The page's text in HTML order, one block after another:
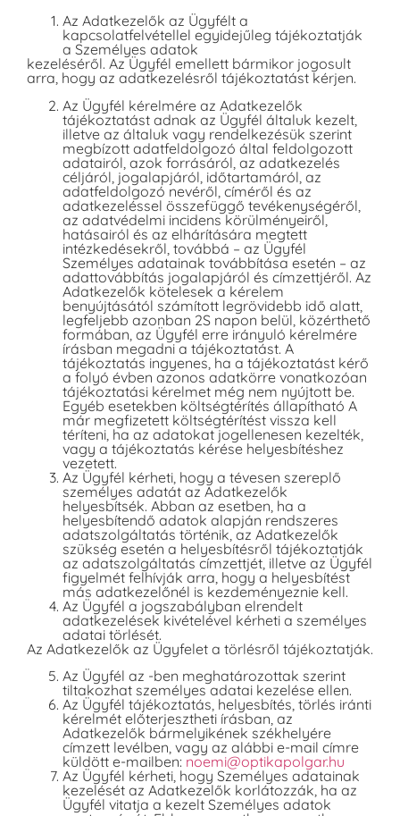
Az Adatkezelők az Ügyfélt a
kapcsolatfelvétellel egyidejűleg tájékoztatják
a Személyes adatok
kezeléséről. Az Ügyfél emellett bármikor jogosult
arra, hogy az adatkezelésről tájékoztatást kérjen.
Az Ügyfél kérelmére az Adatkezelők
tájékoztatást adnak az Ügyfél általuk kezelt,
illetve az általuk vagy rendelkezésük szerint
megbízott adatfeldolgozó által feldolgozott
adatairól, azok forrásáról, az adatkezelés
céljáról, jogalapjáról, időtartamáról, az
adatfeldolgozó nevéről, címéről és az
adatkezeléssel összefüggő tevékenységéről,
az adatvédelmi incidens körülményeiről,
hatásairól és az elhárítására megtett
intézkedésekről, továbbá – az Ügyfél
Személyes adatainak továbbítása esetén – az
adattovábbítás jogalapjáról és címzettjéről. Az
Adatkezelők kötelesek a kérelem
benyújtásától számított legrövidebb idő alatt,
legfeljebb azonban 2S napon belül, közérthető
formában, az Ügyfél erre irányuló kérelmére
írásban megadni a tájékoztatást. A
tájékoztatás ingyenes, ha a tájékoztatást kérő
a folyó évben azonos adatkörre vonatkozóan
tájékoztatási kérelmet még nem nyújtott be.
Egyéb esetekben költségtérítés állapítható A
már megfizetett költségtérítést vissza kell
téríteni, ha az adatokat jogellenesen kezelték,
vagy a tájékoztatás kérése helyesbítéshez
vezetett.
Az Ügyfél kérheti, hogy a tévesen szereplő
személyes adatát az Adatkezelők
helyesbítsék. Abban az esetben, ha a
helyesbítendő adatok alapján rendszeres
adatszolgáltatás történik, az Adatkezelők
szükség esetén a helyesbítésről tájékoztatják
az adatszolgáltatás címzettjét, illetve az Ügyfél
figyelmét felhívják arra, hogy a helyesbítést
más adatkezelőnél is kezdeményeznie kell.
Az Ügyfél a jogszabályban elrendelt
adatkezelések kivételével kérheti a személyes
adatai törlését.
Az Adatkezelők az Ügyfelet a törlésről tájékoztatják.
Az Ügyfél az -ben meghatározottak szerint
tiltakozhat személyes adatai kezelése ellen.
Az Ügyfél tájékoztatás, helyesbítés, törlés iránti
kérelmét előterjesztheti írásban, az
Adatkezelők bármelyikének székhelyére
címzett levélben, vagy az alábbi e-mail címre
küldött e-mailben: noemi@optikapolgar.hu
Az Ügyfél kérheti, hogy Személyes adatainak
kezelését az Adatkezelők korlátozzák, ha az
Ügyfél vitatja a kezelt Személyes adatok